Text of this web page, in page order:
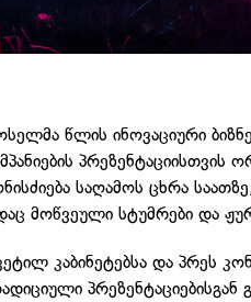
წლის ინოვაციური
საღამოს ცხრა
მოწვეული სტუმრები და
კაბინეტებსა და პრეს
პრეზენტაციებისგან